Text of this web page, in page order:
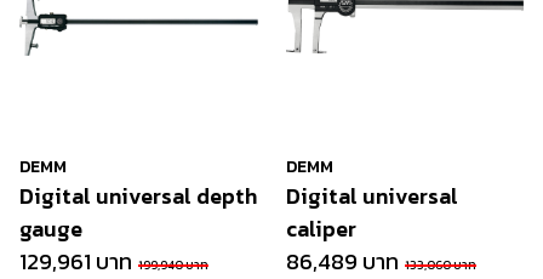
DEMM
Digital universal depth
gauge
129,961 บาท 199,940 บาท
DEMM
Digital universal
caliper
86,489 บาท 133,060 บาท